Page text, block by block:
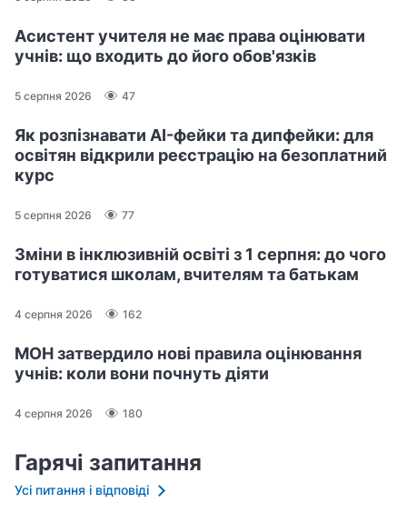
Асистент учителя не має права оцінювати
учнів: що входить до його обов'язків
5 серпня 2026 47
Як розпізнавати AI-фейки та дипфейки: для
освітян відкрили реєстрацію на безоплатний
курс
5 серпня 2026 77
Зміни в інклюзивній освіті з 1 серпня: до чого
готуватися школам, вчителям та батькам
4 серпня 2026 162
МОН затвердило нові правила оцінювання
учнів: коли вони почнуть діяти
4 серпня 2026 180
Гарячі запитання
Усі питання і відповіді